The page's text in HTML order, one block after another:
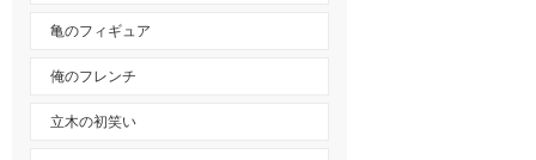
亀のフィギュア
俺のフレンチ
立木の初笑い